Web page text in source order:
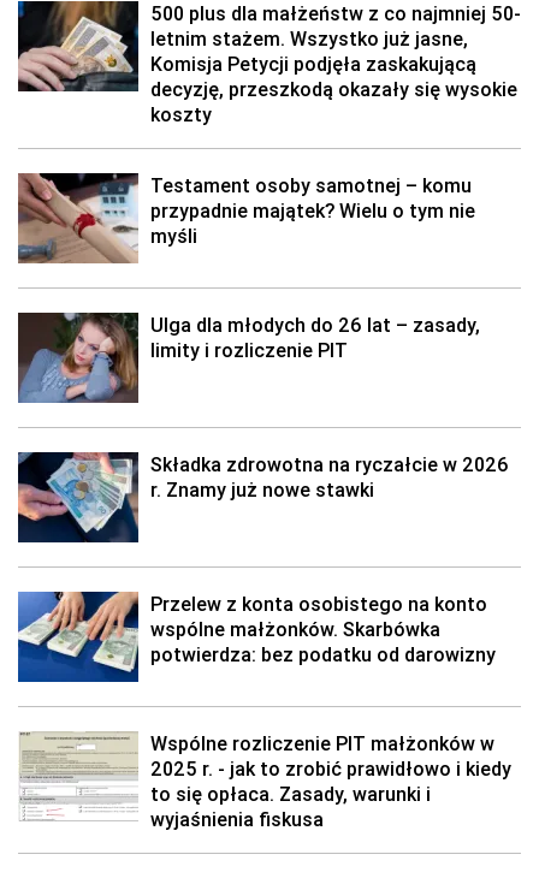
500 plus dla małżeństw z co najmniej 50-
letnim stażem. Wszystko już jasne,
Komisja Petycji podjęła zaskakującą
decyzję, przeszkodą okazały się wysokie
koszty
Testament osoby samotnej – komu
przypadnie majątek? Wielu o tym nie
myśli
Ulga dla młodych do 26 lat – zasady,
limity i rozliczenie PIT
Składka zdrowotna na ryczałcie w 2026
r. Znamy już nowe stawki
Przelew z konta osobistego na konto
wspólne małżonków. Skarbówka
potwierdza: bez podatku od darowizny
Wspólne rozliczenie PIT małżonków w
2025 r. - jak to zrobić prawidłowo i kiedy
to się opłaca. Zasady, warunki i
wyjaśnienia fiskusa